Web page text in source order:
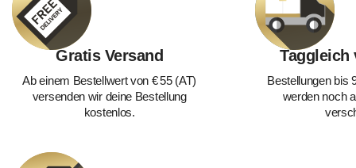
Gratis Versand
Ab einem Bestellwert von € 55 (AT)
versenden wir deine Bestellung
kostenlos.
Taggleich
Bestellungen bis
werden noch